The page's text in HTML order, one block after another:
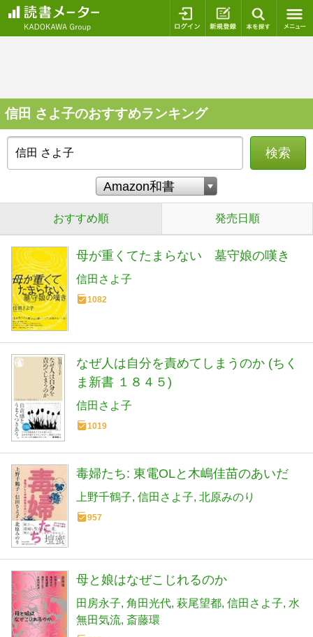
ログイン 新規登録
信田 さよ子のおすすめランキング
検索
おすすめ順 発売日順
母が重くてたまらない 墓守娘の嘆き
信田さよ子
1082
なぜ人は自分を責めてしまうのか (ちく
ま新書 １８４５)
信田さよ子
1019
毒婦たち: 東電OLと木嶋佳苗のあいだ
上野千鶴子 信田さよ子 北原みのり
957
母と娘はなぜこじれるのか
田房永子 角田光代 萩尾望都 信田さよ子 水
無田気流 斎藤環